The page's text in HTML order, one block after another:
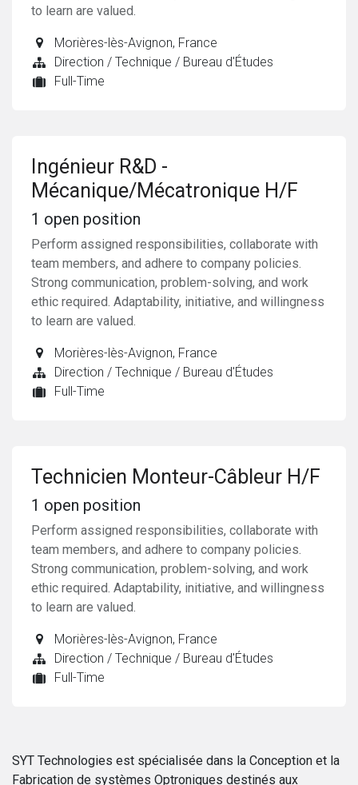
to learn are valued.
Morières-lès-Avignon, France
Direction / Technique / Bureau d'Études
Full-Time
Ingénieur R&D -
Mécanique/Mécatronique H/F
1 open position
Perform assigned responsibilities, collaborate with
team members, and adhere to company policies.
Strong communication, problem-solving, and work
ethic required. Adaptability, initiative, and willingness
to learn are valued.
Morières-lès-Avignon, France
Direction / Technique / Bureau d'Études
Full-Time
Technicien Monteur-Câbleur H/F
1 open position
Perform assigned responsibilities, collaborate with
team members, and adhere to company policies.
Strong communication, problem-solving, and work
ethic required. Adaptability, initiative, and willingness
to learn are valued.
Morières-lès-Avignon, France
Direction / Technique / Bureau d'Études
Full-Time
SYT Technologies est spécialisée dans la Conception et la
Fabrication de systèmes Optroniques destinés aux